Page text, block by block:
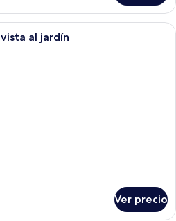
Una cama con dosel, colchón
al jardín
Ver precio